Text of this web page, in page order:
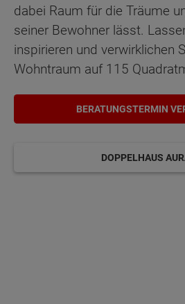
dabei Raum für die Träume
seiner Bewohner lässt.
inspirieren und verwirklichen
Wohntraum auf 115
BERATUNGSTERMIN
DOPPELHAUS